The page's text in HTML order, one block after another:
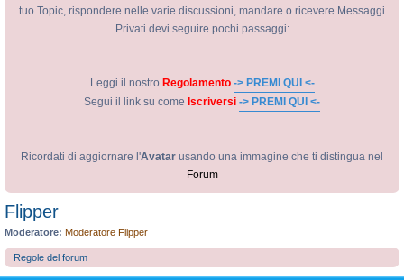
tuo Topic, rispondere nelle varie discussioni, mandare o ricevere Messaggi
Privati devi seguire pochi passaggi:
Leggi il nostro Regolamento -> PREMI QUI <-
Segui il link su come Iscriversi -> PREMI QUI <-
Ricordati di aggiornare l'Avatar usando una immagine che ti distingua nel
Forum
Flipper
Moderatore: Moderatore Flipper
Regole del forum